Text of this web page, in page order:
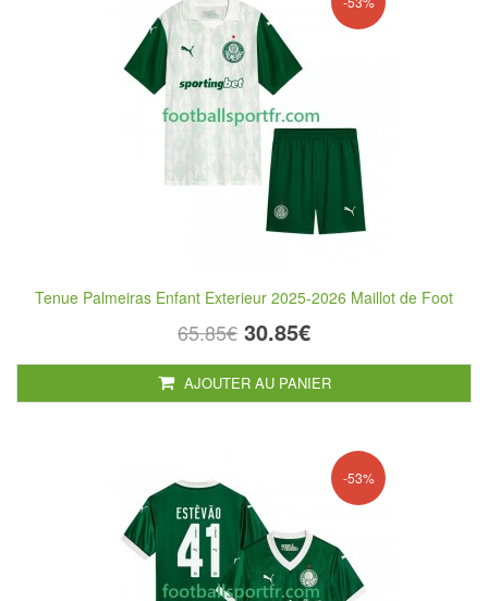
Tenue Palmeiras Enfant Exterieur 2025-2026 Maillot de Foot
65.85€ 30.85€
AJOUTER AU PANIER
-53%